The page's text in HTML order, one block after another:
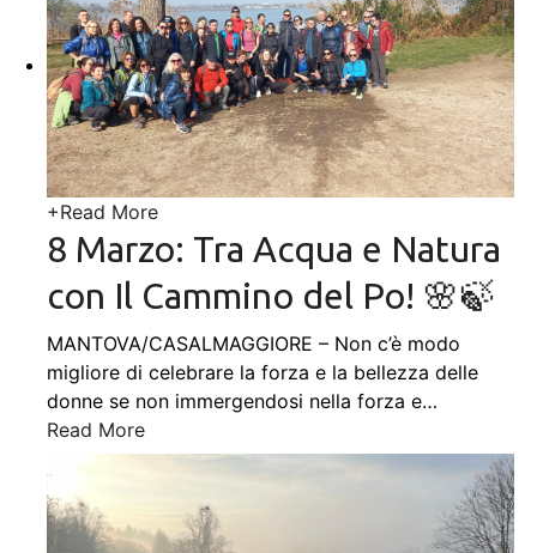
+Read More
8 Marzo: Tra Acqua e Natura
con Il Cammino del Po! 🌸🍃
MANTOVA/CASALMAGGIORE – Non c’è modo
migliore di celebrare la forza e la bellezza delle
donne se non immergendosi nella forza e…
Read More